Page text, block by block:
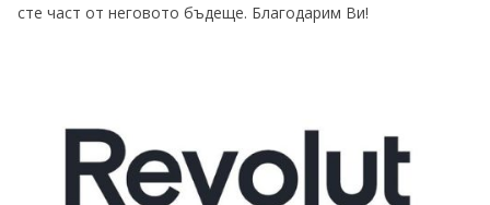
сте част от неговото бъдеще. Благодарим Ви!